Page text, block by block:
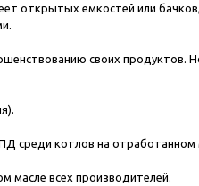
открытых емкостей или
своих продуктов.
среди котлов на отработанном
масле всех производителей.